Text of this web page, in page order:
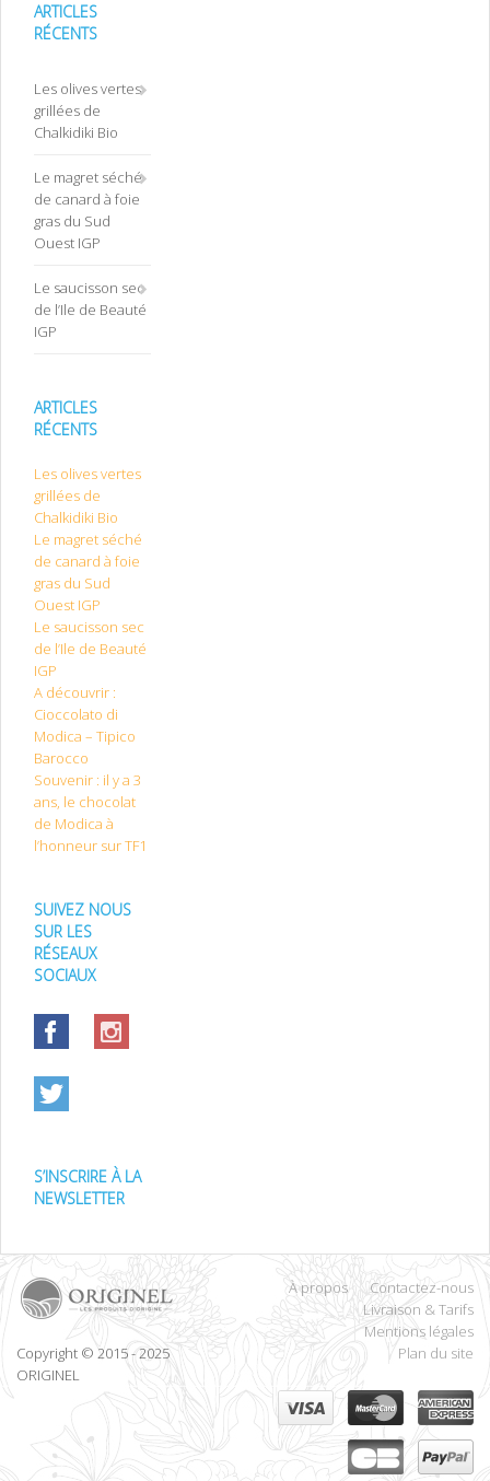
ARTICLES
RÉCENTS
Les olives vertes
grillées de
Chalkidiki Bio
Le magret séché
de canard à foie
gras du Sud
Ouest IGP
Le saucisson sec
de l’Ile de Beauté
IGP
ARTICLES
RÉCENTS
Les olives vertes
grillées de
Chalkidiki Bio
Le magret séché
de canard à foie
gras du Sud
Ouest IGP
Le saucisson sec
de l’Ile de Beauté
IGP
A découvrir :
Cioccolato di
Modica – Tipico
Barocco
Souvenir : il y a 3
ans, le chocolat
de Modica à
l’honneur sur TF1
SUIVEZ NOUS
SUR LES
RÉSEAUX
SOCIAUX
S’INSCRIRE À LA
NEWSLETTER
Copyright © 2015 - 2025
ORIGINEL
À propos
Contactez-nous
Livraison & Tarifs
Mentions légales
Plan du site